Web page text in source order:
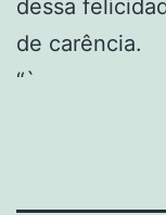
dessa
de carência.
“`